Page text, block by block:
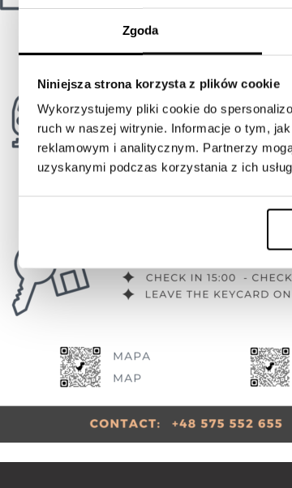
Zgoda
Niniejsza strona korzysta z plików cookie
Wykorzystujemy pliki cookie do
ruch w naszej witrynie. Informacje o tym,
reklamowym i analitycznym. Partnerzy
uzyskanymi podczas korzystania z ich